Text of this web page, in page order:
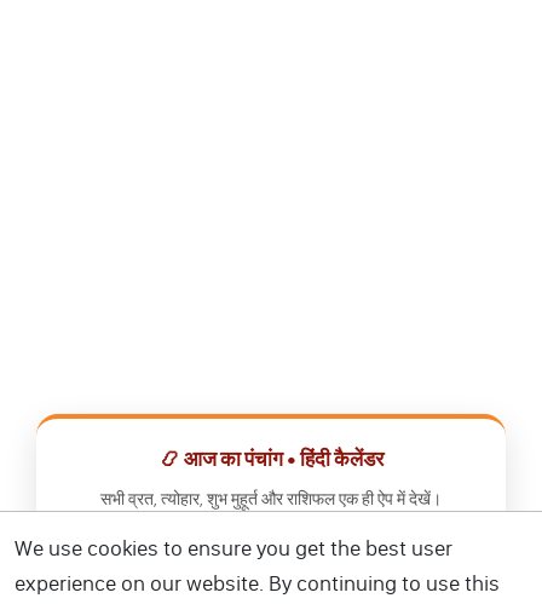
📿 आज का पंचांग • हिंदी कैलेंडर
सभी व्रत, त्योहार, शुभ मुहूर्त और राशिफल एक ही ऐप में देखें।
📅 हिंदी कैलेंडर ऐप डाउनलोड करें
We use cookies to ensure you get the best user
experience on our website. By continuing to use this